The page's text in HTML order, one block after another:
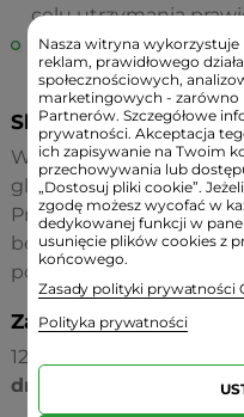
celu utrzymania
kobiety w ciąży oraz
okresie menopauzy
Składniki:
Witamina D₃ (z
gliceryna, woda
Produkt został
bezpieczeństwa
pomocniczych.
Zawartość:
120 kapsułek 2000 j.m.
dni
Nasza witryna
reklam, prawidłowego
społecznościowych,
marketingowych - zarówno
Partnerów. Szczegółowe
prywatności. Akceptacja
ich zapisywanie na Twoim
przechowywania lub
„Dostosuj pliki cookie”.
zgodę możesz wycofać w
dedykowanej funkcji w
usunięcie plików cookies z
końcowego.
Zasady polityki prywatności
Polityka prywatności